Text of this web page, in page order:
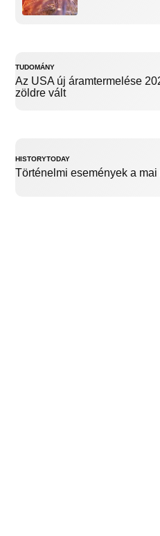
TUDOMÁNY
Az USA új áramtermelése
zöldre vált
HISTORYTODAY
Történelmi események a